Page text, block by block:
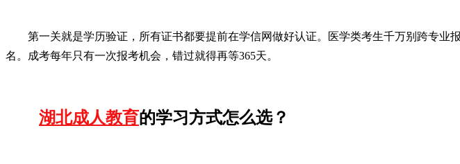
第一关就是学历验证，所有证书都要提前在学信网做好认证。医学类考生千万别跨专
名。成考每年只有一次报考机会，错过就得再等365天。
湖北成人教育的学习方式怎么选？